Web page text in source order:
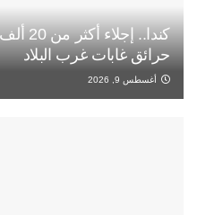
كندا..
حرائق غابات غرب البلاد
أغسطس 9, 2026